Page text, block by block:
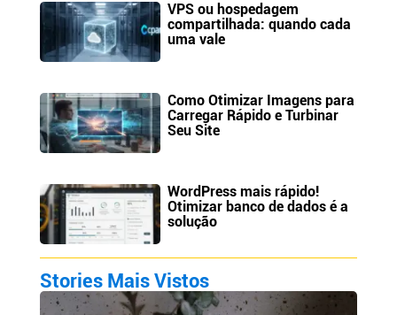
VPS ou hospedagem
compartilhada: quando cada
uma vale
Como Otimizar Imagens para
Carregar Rápido e Turbinar
Seu Site
WordPress mais rápido!
Otimizar banco de dados é a
solução
Stories Mais Vistos